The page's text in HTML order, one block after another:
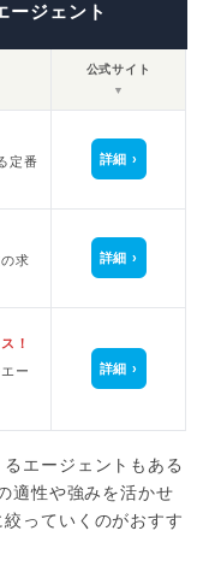
ージェント
公式サイト
▼
定番
詳細
求
詳細
！
ー
詳細
エージェントもある
適性や強みを活かせ
っていくのがおすす